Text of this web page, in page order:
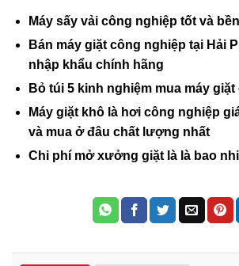
Máy sấy vải công nghiệp tốt và
Bán máy giặt công nghiệp tại Hải
nhập khẩu chính hãng
Bỏ túi 5 kinh nghiệm mua máy
Máy giặt khô là hơi công nghiệp
và mua ở đâu chất lượng nhất
Chi phí mở xưởng giặt là là bao